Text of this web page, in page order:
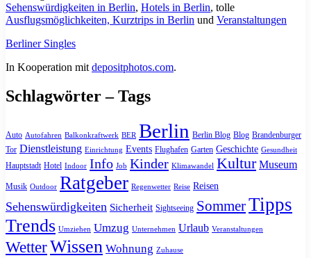
Sehenswürdigkeiten in Berlin, Hotels in Berlin, tolle
Ausflugsmöglichkeiten, Kurztrips in Berlin und Veranstaltungen
Berliner Singles
In Kooperation mit depositphotos.com.
Schlagwörter – Tags
Auto Autofahren Balkonkraftwerk BER Berlin Berlin Blog Blog Brandenburger
Tor Dienstleistung Einrichtung Events Flughafen Garten Geschichte Gesundheit
Hauptstadt Hotel Indoor Info Job Kinder Klimawandel Kultur Museum
Musik Outdoor Ratgeber Regenwetter Reise Reisen
Sehenswürdigkeiten Sicherheit Sightseeing SommerTipps
Trends Umziehen Umzug Unternehmen Urlaub Veranstaltungen
WetterWissen Wohnung Zuhause